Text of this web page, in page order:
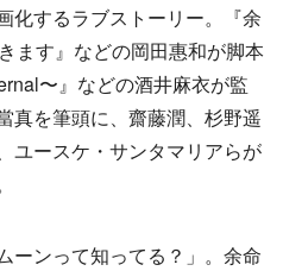
化するラブストーリー。『余
ます』などの岡田惠和が脚本
〜』などの酒井麻衣が監
真を筆頭に、齋藤潤、杉野遥
ユースケ・サンタマリアらが
ーンって知ってる？」。余命